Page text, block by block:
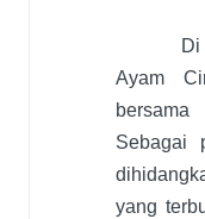
Di
Ayam
Sebagai
yang